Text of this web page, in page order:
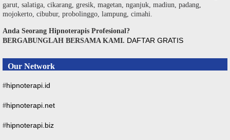
garut, salatiga, cikarang, gresik, magetan, nganjuk, madiun, padang,
mojokerto, cibubur, probolinggo, lampung, cimahi.
Anda Seorang Hipnoterapis Profesional?
BERGABUNGLAH BERSAMA KAMI. DAFTAR GRATIS
Our Network
#hipnoterapi.id
#hipnoterapi.net
#hipnoterapi.biz